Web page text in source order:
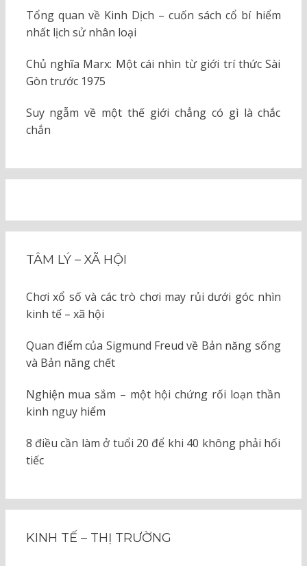
Tổng quan về Kinh Dịch – cuốn sách cổ bí hiểm
nhất lịch sử nhân loại
Chủ nghĩa Marx: Một cái nhìn từ giới trí thức Sài
Gòn trước 1975
Suy ngẫm về một thế giới chẳng có gì là chắc
chắn
TÂM LÝ – XÃ HỘI
Chơi xổ số và các trò chơi may rủi dưới góc nhìn
kinh tế – xã hội
Quan điểm của Sigmund Freud về Bản năng sống
và Bản năng chết
Nghiện mua sắm – một hội chứng rối loạn thần
kinh nguy hiểm
8 điều cần làm ở tuổi 20 để khi 40 không phải hối
tiếc
KINH TẾ – THỊ TRƯỜNG